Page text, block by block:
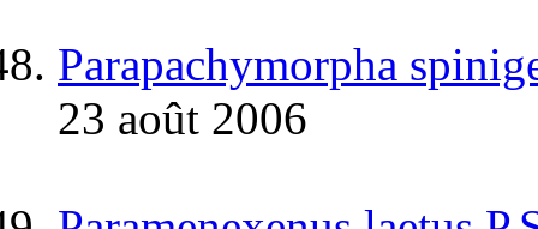
Parapachymorpha
23 août 2006